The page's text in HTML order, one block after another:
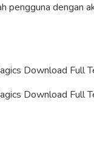
pengguna dengan